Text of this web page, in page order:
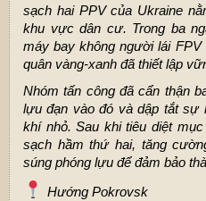
sạch hai PPV của Ukraine
khu vực dân cư. Trong ba
máy bay không người lái
quân vàng-xanh đã thiết lập
Nhóm tấn công đã cẩn thận
lựu đạn vào đó và dập tắt sự
khí nhỏ. Sau khi tiêu diệt
sạch hầm thứ hai, tăng
súng phóng lựu để đảm bảo
Hướng Pokrovsk